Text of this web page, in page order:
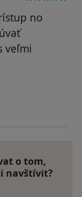
no
veľmi
Váš účet byl
o tom,
navštívit?